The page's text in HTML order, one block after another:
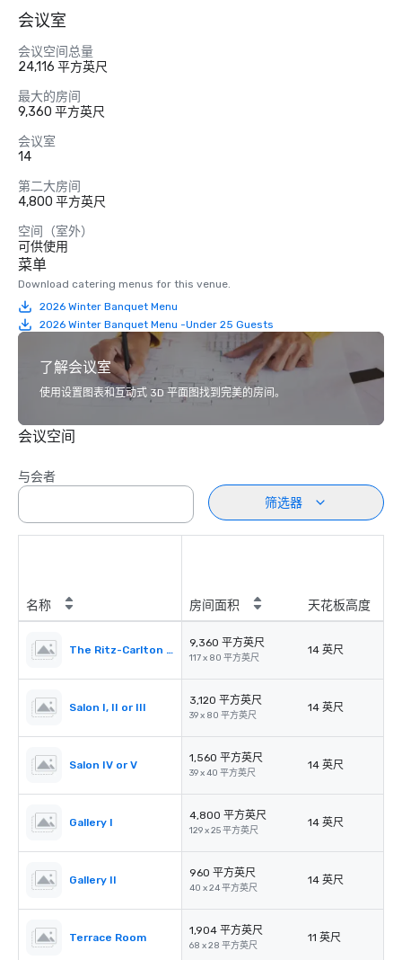
会议室
会议空间总量
24,116 平方英尺
最大的房间
9,360 平方英尺
会议室
14
第二大房间
4,800 平方英尺
空间（室外）
可供使用
菜单
Download catering menus for this venue.
2026 Winter Banquet Menu
2026 Winter Banquet Menu -Under 25 Guests
了解会议室
使用设置图表和互动式 3D 平面图找到完美的房间。
会议空间
与会者
筛选器
名称 房间面积 天花板高度
The Ritz-Carlton Ballroom
9,360 平方英尺
117 x 80 平方英尺
14 英尺
Salon I, II or III
3,120 平方英尺
39 x 80 平方英尺
14 英尺
Salon IV or V
1,560 平方英尺
39 x 40 平方英尺
14 英尺
Gallery I
4,800 平方英尺
129 x 25 平方英尺
14 英尺
Gallery II
960 平方英尺
40 x 24 平方英尺
14 英尺
Terrace Room
1,904 平方英尺
68 x 28 平方英尺
11 英尺